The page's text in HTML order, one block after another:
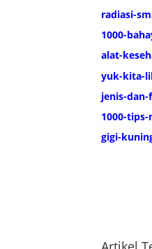
radiasi-
1000-
alat-
yuk-kita-
jenis-
1000-
gigi-